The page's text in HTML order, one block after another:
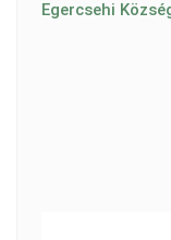
Egercsehi